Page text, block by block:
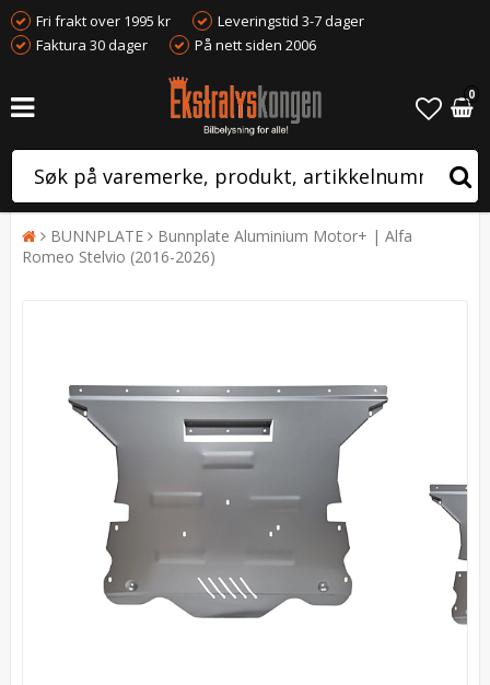
Fri frakt over 1995 kr
Leveringstid 3-7 dager
Faktura 30 dager
På nett siden 2006
0
BUNNPLATE
Bunnplate Aluminium Motor+ | Alfa
Romeo Stelvio (2016-2026)